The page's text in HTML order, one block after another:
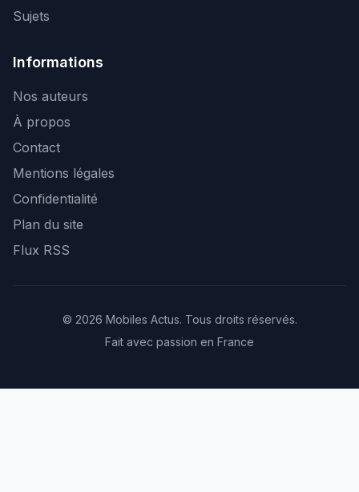
Sujets
Informations
Nos auteurs
À propos
Contact
Mentions légales
Confidentialité
Plan du site
Flux RSS
© 2026 Mobiles Actus. Tous droits réservés.
Fait avec passion en France